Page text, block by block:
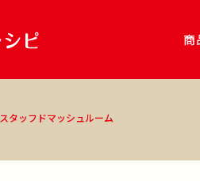
商
雪国まいたけ極
雪国きのこセット
スタッフドマッシュルーム